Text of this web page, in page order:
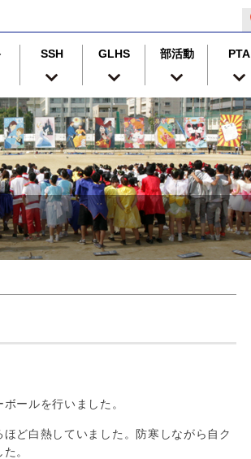
SSH GLHS 部活動 PTA
ールを行いました。
ど白熱していました。防寒しながら自ク
。